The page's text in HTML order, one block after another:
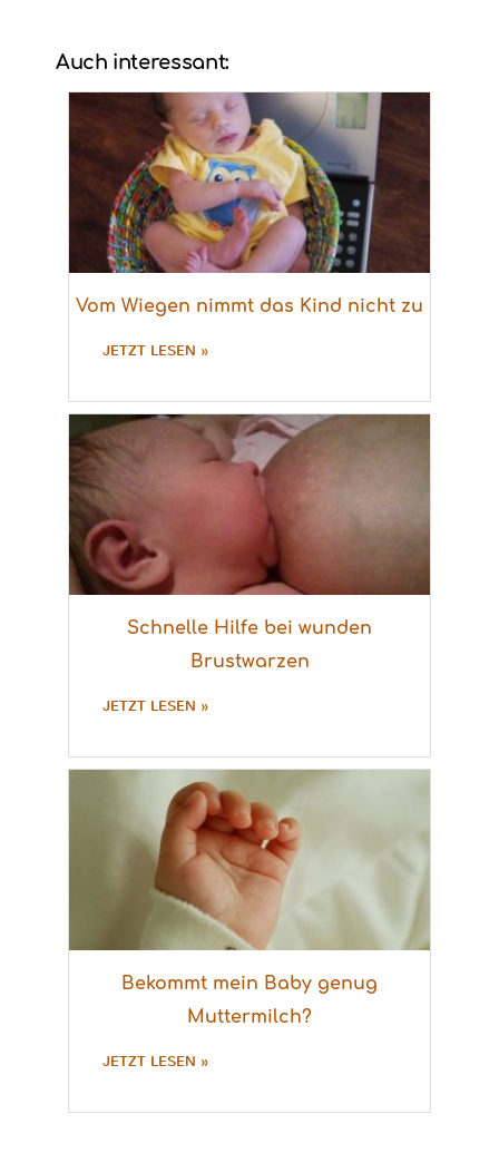
Auch interessant:
Vom Wiegen nimmt das Kind nicht zu
JETZT LESEN »
Schnelle Hilfe bei wunden
Brustwarzen
JETZT LESEN »
Bekommt mein Baby genug
Muttermilch?
JETZT LESEN »